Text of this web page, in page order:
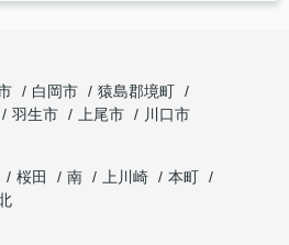
白岡市
猿島郡境町
羽生市 上尾市
川口市
桜田 南 上川崎
本町